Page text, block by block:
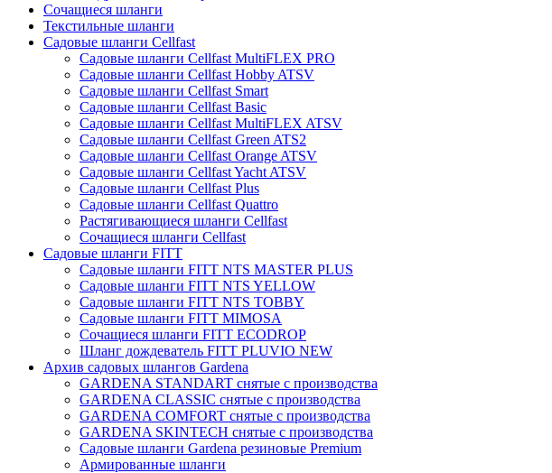
Сочащиеся шланги
Текстильные шланги
Садовые шланги Cellfast
Садовые шланги Cellfast MultiFLEX PRO
Садовые шланги Cellfast Hobby ATSV
Садовые шланги Cellfast Smart
Садовые шланги Cellfast Basic
Садовые шланги Cellfast MultiFLEX ATSV
Садовые шланги Cellfast Green ATS2
Садовые шланги Cellfast Orange ATSV
Садовые шланги Cellfast Yacht ATSV
Садовые шланги Cellfast Plus
Садовые шланги Cellfast Quattro
Растягивающиеся шланги Cellfast
Сочащиеся шланги Cellfast
Садовые шланги FITT
Садовые шланги FITT NTS MASTER PLUS
Садовые шланги FITT NTS YELLOW
Садовые шланги FITT NTS TOBBY
Садовые шланги FITT MIMOSA
Сочащиеся шланги FITT ECODROP
Шланг дождеватель FITT PLUVIO NEW
Архив садовых шлангов Gardena
GARDENA STANDART снятые с производства
GARDENA CLASSIC снятые с производства
GARDENA COMFORT снятые с производства
GARDENA SKINTECH снятые с производства
Садовые шланги Gardena резиновые Premium
Армированные шланги